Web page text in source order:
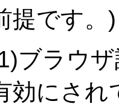
提です。)
ブラウ
効にされ